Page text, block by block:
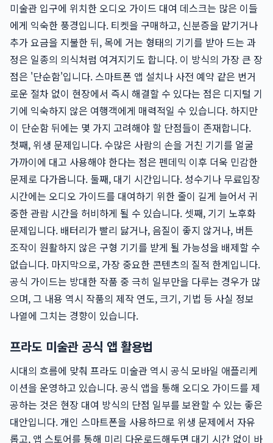
미술관 입구에 위치한 오디오 가이드 대여 데스크는 많은 이들
에게 익숙한 풍경입니다. 티켓을 구매하고, 신분증을 맡기거나
추가 요금을 지불한 뒤, 목에 거는 형태의 기기를 받아 드는 과
정은 일종의 의식처럼 여겨지기도 합니다. 이 방식의 가장 큰 장
점은 '단순함'입니다. 스마트폰 앱 설치나 사전 예약 같은 번거
로운 절차 없이 현장에서 즉시 해결할 수 있다는 점은 디지털 기
기에 익숙하지 않은 여행객에게 매력적일 수 있습니다. 하지만
이 단순함 뒤에는 몇 가지 고려해야 할 단점들이 존재합니다.
첫째, 위생 문제입니다. 수많은 사람의 손을 거친 기기를 얼굴
가까이에 대고 사용해야 한다는 점은 펜데믹 이후 더욱 민감한
문제로 다가옵니다. 둘째, 대기 시간입니다. 성수기나 무료입장
시간에는 오디오 가이드를 대여하기 위한 줄이 길게 늘어서 귀
중한 관람 시간을 허비하게 될 수 있습니다. 셋째, 기기 노후화
문제입니다. 배터리가 빨리 닳거나, 음질이 좋지 않거나, 버튼
조작이 원활하지 않은 구형 기기를 받게 될 가능성을 배제할 수
없습니다. 마지막으로, 가장 중요한 콘텐츠의 질적 한계입니다.
공식 가이드는 방대한 작품 중 극히 일부만을 다루는 경우가 많
으며, 그 내용 역시 작품의 제작 연도, 크기, 기법 등 사실 정보
나열에 그치는 경향이 있습니다.
프라도 미술관 공식 앱 활용법
시대의 흐름에 맞춰 프라도 미술관 역시 공식 모바일 애플리케
이션을 운영하고 있습니다. 공식 앱을 통해 오디오 가이드를 제
공하는 것은 현장 대여 방식의 단점 일부를 보완할 수 있는 좋은
대안입니다. 개인 스마트폰을 사용하므로 위생 문제에서 자유
롭고, 앱 스토어를 통해 미리 다운로드해두면 대기 시간 없이 바